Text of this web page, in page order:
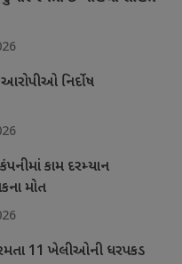
નિર્દોષ
કામ દરમ્યાન
મોત
11 ખેલીઓની ધરપકડ